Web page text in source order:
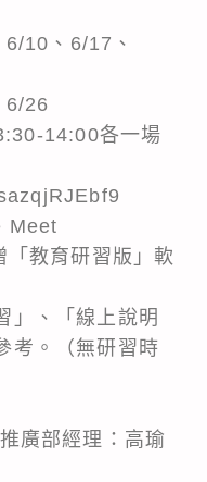
10、6/17、
6/26
14:00各一場
Meet
教育研習版」軟
」、「線上說明
考。（無研習時
廣部經理：高瑜